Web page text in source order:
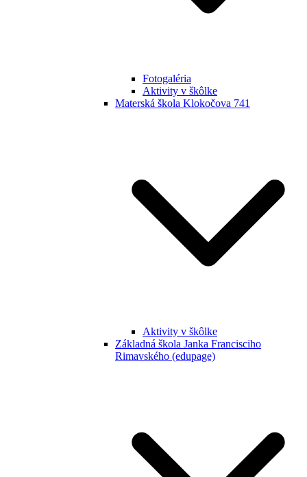
Fotogaléria
Aktivity v škôlke
Materská škola Klokočova 741
Aktivity v škôlke
Základná škola Janka Francisciho
Rimavského (edupage)